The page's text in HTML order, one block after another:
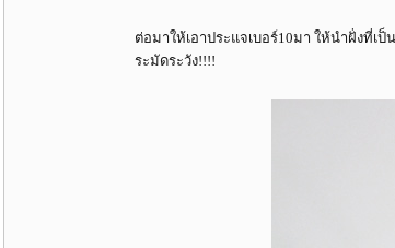
ต่อมาให้เอาประแจเบอร์10มา ให้นำฝั่งที่
ระมัดระวัง!!!!